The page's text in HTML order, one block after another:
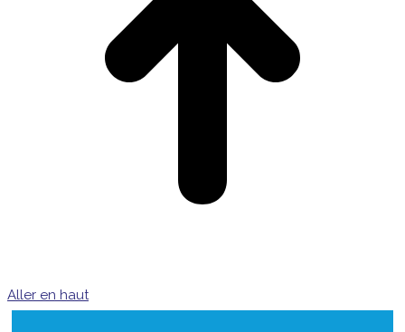
Aller en haut